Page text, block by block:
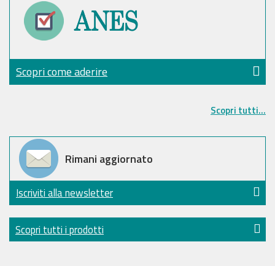
Scopri come aderire
Scopri tutti...
Rimani aggiornato
Iscriviti alla newsletter
Scopri tutti i prodotti